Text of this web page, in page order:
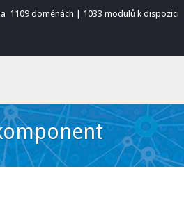
1109 doménách | 1033 modulů k dispozici